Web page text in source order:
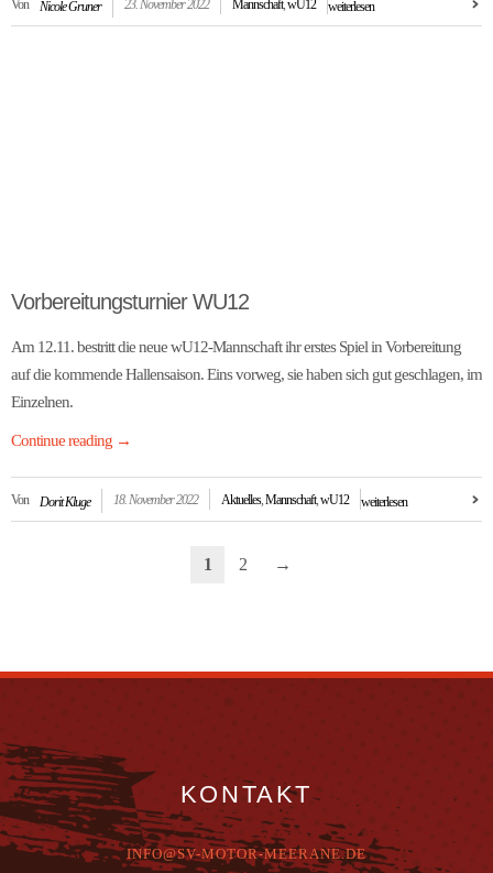
Von Nicole Gruner 23. November 2022 Mannschaft,wU12 weiterlesen
Vorbereitungsturnier WU12
Am 12.11. bestritt die neue wU12-Mannschaft ihr erstes Spiel in Vorbereitung
auf die kommende Hallensaison. Eins vorweg, sie haben sich gut geschlagen, im
Einzelnen.
Continue reading →
Von Dorit Kluge 18. November 2022 Aktuelles,Mannschaft,wU12 weiterlesen
1 2 →
KONTAKT
INFO@SV-MOTOR-MEERANE.DE